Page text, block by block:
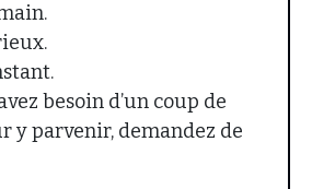
besoin d’un coup de
y parvenir, demandez de